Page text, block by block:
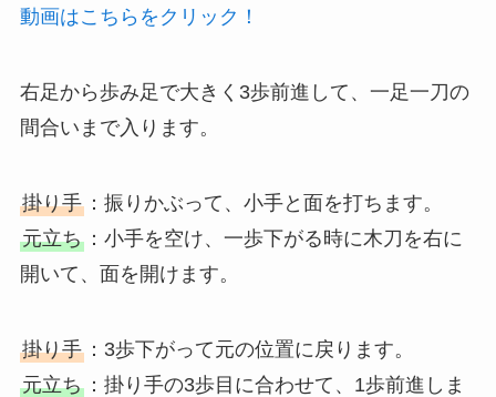
動画はこちらをクリック！
右足から歩み足で大きく3歩前進して、一足一刀の
間合いまで入ります。
掛り手：振りかぶって、小手と面を打ちます。
元立ち：小手を空け、一歩下がる時に木刀を右に
開いて、面を開けます。
掛り手：3歩下がって元の位置に戻ります。
元立ち：掛り手の3歩目に合わせて、1歩前進しま